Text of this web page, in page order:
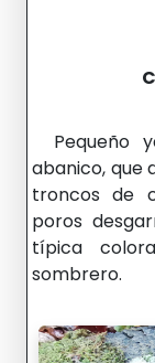
Pequeño
abanico, que
troncos de
poros
típica
sombrero.